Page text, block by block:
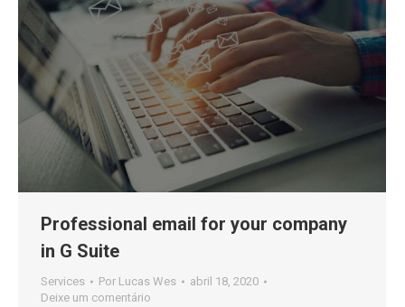
Professional email for your company
in G Suite
Services Por Lucas Wes
abril 18, 2020
Deixe um comentário